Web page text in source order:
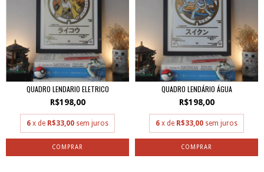
QUADRO LENDARIO ELETRICO
R$198,00
6 x de R$33,00 sem juros
QUADRO LENDÁRIO ÁGUA
R$198,00
6 x de R$33,00 sem juros